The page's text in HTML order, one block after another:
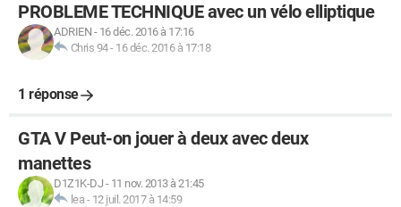
PROBLEME TECHNIQUE avec un vélo elliptique
ADRIEN - 16 déc. 2016 à 17:16
Chris 94- 16 déc. 2016 à 17:18
1 réponse
GTA V Peut-on jouer à deux avec deux
manettes
D1Z1K-DJ - 11 nov. 2013 à 21:45
lea - 12 juil. 2017 à 14:59